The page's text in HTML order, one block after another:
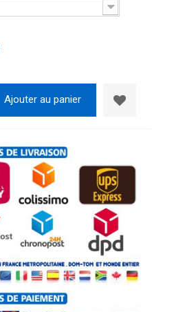
Ajouter au panier